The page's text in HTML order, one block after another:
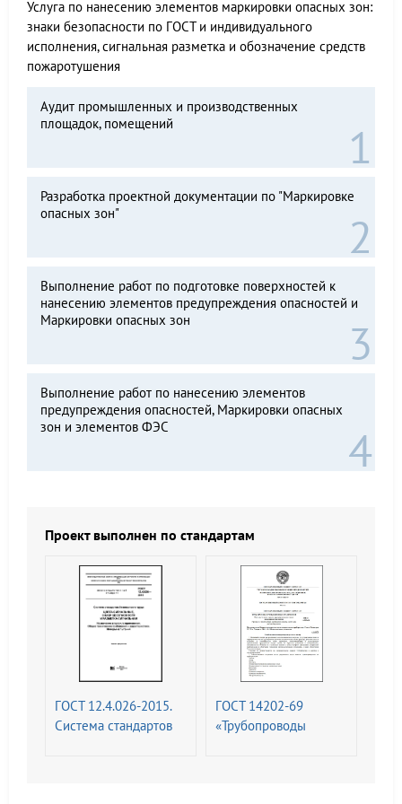
Услуга по нанесению элементов маркировки опасных зон:
знаки безопасности по ГОСТ и индивидуального
исполнения, сигнальная разметка и обозначение средств
пожаротушения
Аудит промышленных и производственных
площадок, помещений
Разработка проектной документации по "Маркировке
опасных зон"
Выполнение работ по подготовке поверхностей к
нанесению элементов предупреждения опасностей и
Маркировки опасных зон
Выполнение работ по нанесению элементов
предупреждения опасностей, Маркировки опасных
зон и элементов ФЭС
Проект выполнен по стандартам
ГОСТ 12.4.026-2015.
Система стандартов
ГОСТ 14202-69
«Трубопроводы